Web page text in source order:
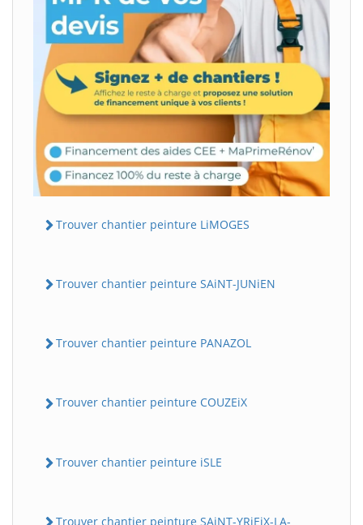
Trouver chantier peinture LiMOGES
Trouver chantier peinture SAiNT-JUNiEN
Trouver chantier peinture PANAZOL
Trouver chantier peinture COUZEiX
Trouver chantier peinture iSLE
Trouver chantier peinture SAiNT-YRiEiX-LA-